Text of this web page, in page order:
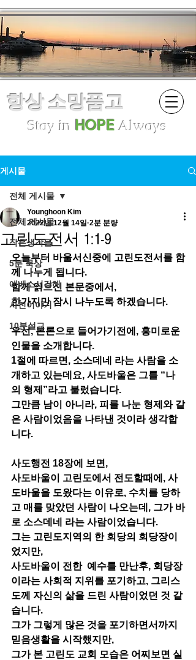
항상 소망품고
Stay in HOPE Always
게시물
전체 게시물
작은생각들
5분 묵상
에베소서강해
사진이야기
10분설교
전체 게시물
고린도전서 1:1-9
Younghoon Kim
2022년 12월 14일 2분 분량
오늘부터 바울서신중에 고린도전서를 함
께 나누게 됩니다.
함께 읽으신 본문중에서,
한가지만 잠시 나누도록 하겠습니다.
우선, 본론으로 들어가기전에, 흥미로운
인물을 소개합니다.
1절에 따르면, 소스데네 라는 사람을 소
개하고 있는데요, 사도바울은 그를 “나
의 형제”라고 불렀습니다.
그만큼 남이 아니라, 피를 나눈 형제와 같
은 사람이었음을 나타낸 것이라 생각합
니다.
사도행전 18장에 보면,
사도바울이 고린도에서 전도할때에, 사
도바울을 도왔다는 이유로, 수치를 당하
고 매를 맞았던 사람이 나오는데, 그가 바
로 소스데네 라는 사람이었습니다.
그는 고린도지역의 한 회당의 회당장이
었지만,
사도바울이 전한  예수를 만난후, 회당장
이라는 사회적 지위를 포기하고, 그리스
도께 자신의 삶을 드린 사람이었던 것 같
습니다.
그가 그렇게 많은 것을 포기하면서까지
믿음생활을 시작했지만,
그가 본 고린도 교회 모습은 어찌보면 실